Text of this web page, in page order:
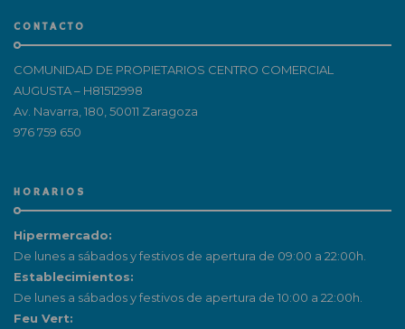
CONTACTO
COMUNIDAD DE PROPIETARIOS CENTRO COMERCIAL
AUGUSTA – H81512998
Av. Navarra, 180, 50011 Zaragoza
976 759 650
HORARIOS
Hipermercado:
De lunes a sábados y festivos de apertura de 09:00 a 22:00h.
Establecimientos:
De lunes a sábados y festivos de apertura de 10:00 a 22:00h.
Feu Vert: